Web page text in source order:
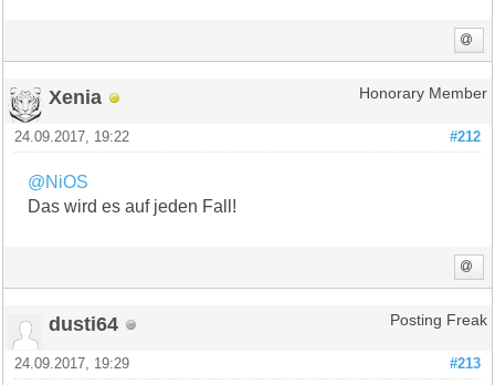
Xenia Honorary Member
#212
24.09.2017, 19:22
@NiOS
Das wird es auf jeden Fall!
dusti64 Posting Freak
#213
24.09.2017, 19:29